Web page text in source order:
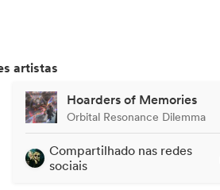
artistas
Hoarders of Memories
Orbital Resonance Dilemma
Compartilhado nas redes
sociais